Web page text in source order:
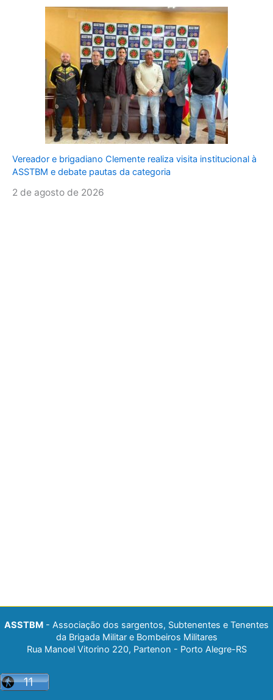
Vereador e brigadiano Clemente realiza visita institucional à
ASSTBM e debate pautas da categoria
2 de agosto de 2026
ASSTBM - Associação dos sargentos, Subtenentes e Tenentes
da Brigada Militar e Bombeiros Militares
Rua Manoel Vitorino 220, Partenon - Porto Alegre-RS